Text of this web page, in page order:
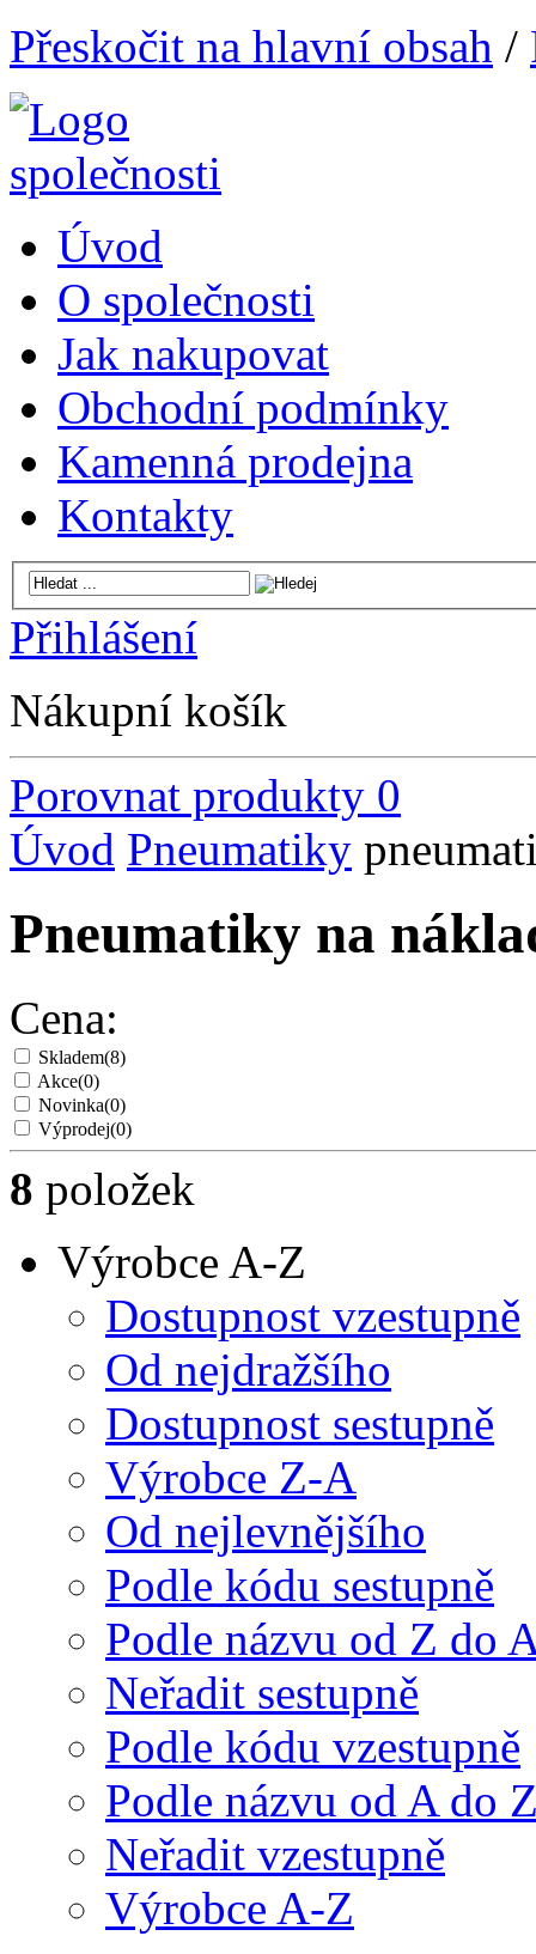
Přeskočit na hlavní obsah /
Úvod
O společnosti
Jak nakupovat
Obchodní podmínky
Kamenná prodejna
Kontakty
Přihlášení
Nákupní košík
Porovnat produkty 0
Úvod Pneumatiky
Pneumatiky na
Cena:
Skladem(8)
Akce(0)
Novinka(0)
Výprodej(0)
8 položek
Výrobce A-Z
Dostupnost vzestupně
Od nejdražšího
Dostupnost sestupně
Výrobce Z-A
Od nejlevnějšího
Podle kódu sestupně
Podle názvu od Z do
Neřadit sestupně
Podle kódu vzestupně
Podle názvu od A do
Neřadit vzestupně
Výrobce A-Z